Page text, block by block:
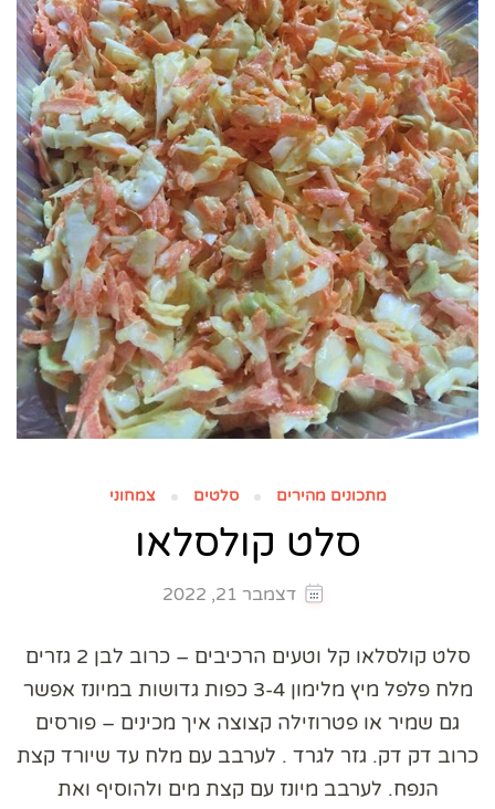
מתכונים מהירים סלטים צמחוני
סלט קולסלאו
דצמבר 21, 2022
סלט קולסלאו קל וטעים הרכיבים – כרוב לבן 2 גזרים
מלח פלפל מיץ מלימון 3-4 כפות גדושות במיונז אפשר
גם שמיר או פטרוזילה קצוצה איך מכינים – פורסים
כרוב דק דק. גזר לגרד . לערבב עם מלח עד שיורד קצת
הנפח. לערבב מיונז עם קצת מים ולהוסיף ואת